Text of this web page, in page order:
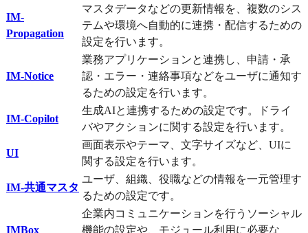
IM-
Propagation
マスタデータなどの更新情報を、複数のシス
テムや環境へ自動的に連携・配信するための
設定を行います。
IM-Notice
業務アプリケーションと連携し、申請・承
認・エラー・連絡事項などをユーザに通知す
るための設定を行います。
IM-Copilot
生成AIと連携するための設定です。ドライ
バやアクションに関する設定を行います。
UI
画面表示やテーマ、文字サイズなど、UIに
関する設定を行います。
IM-共通マスタ
ユーザ、組織、役職などの情報を一元管理す
るための設定です。
IMBox
企業内コミュニケーションを行うソーシャル
機能の設定や、モジュール利用に必要な